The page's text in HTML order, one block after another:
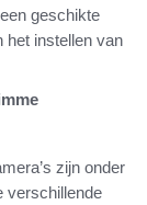
geschikte
het instellen van
zijn onder
verschillende